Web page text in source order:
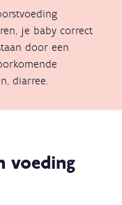
je baby correct
door een
diarree.
voeding